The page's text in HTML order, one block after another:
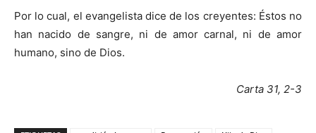
Por lo cual, el evangelista dice de los creyentes: Éstos no
han nacido de sangre, ni de amor carnal, ni de amor
humano, sino de Dios.
Carta 31, 2-3